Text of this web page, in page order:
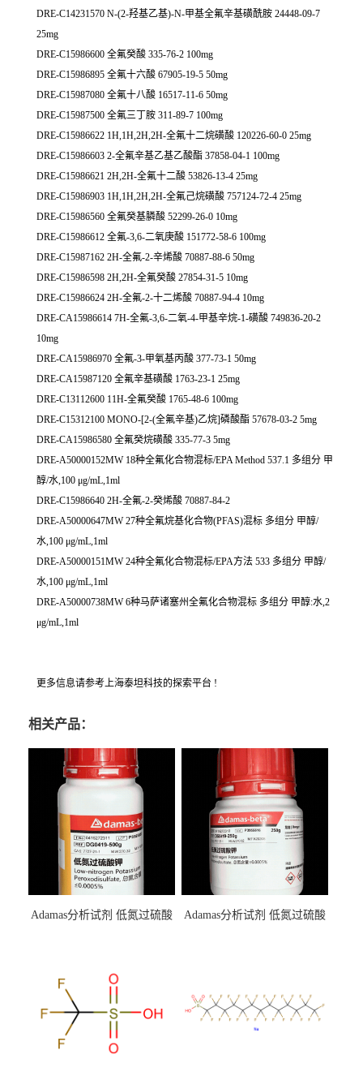
DRE-C14231570 N-(2-羟基乙基)-N-甲基全氟辛基磺酰胺 24448-09-7
25mg
DRE-C15986600 全氟癸酸 335-76-2 100mg
DRE-C15986895 全氟十六酸 67905-19-5 50mg
DRE-C15987080 全氟十八酸 16517-11-6 50mg
DRE-C15987500 全氟三丁胺 311-89-7 100mg
DRE-C15986622 1H,1H,2H,2H-全氟十二烷磺酸 120226-60-0 25mg
DRE-C15986603 2-全氟辛基乙基乙酸酯 37858-04-1 100mg
DRE-C15986621 2H,2H-全氟十二酸 53826-13-4 25mg
DRE-C15986903 1H,1H,2H,2H-全氟己烷磺酸 757124-72-4 25mg
DRE-C15986560 全氟癸基膦酸 52299-26-0 10mg
DRE-C15986612 全氟-3,6-二氧庚酸 151772-58-6 100mg
DRE-C15987162 2H-全氟-2-辛烯酸 70887-88-6 50mg
DRE-C15986598 2H,2H-全氟癸酸 27854-31-5 10mg
DRE-C15986624 2H-全氟-2-十二烯酸 70887-94-4 10mg
DRE-CA15986614 7H-全氟-3,6-二氧-4-甲基辛烷-1-磺酸 749836-20-2
10mg
DRE-CA15986970 全氟-3-甲氧基丙酸 377-73-1 50mg
DRE-CA15987120 全氟辛基磺酸 1763-23-1 25mg
DRE-C13112600 11H-全氟癸酸 1765-48-6 100mg
DRE-C15312100 MONO-[2-(全氟辛基)乙烷]磷酸酯 57678-03-2 5mg
DRE-CA15986580 全氟癸烷磺酸 335-77-3 5mg
DRE-A50000152MW 18种全氟化合物混标/EPA Method 537.1 多组分 甲
醇/水,100 μg/mL,1ml
DRE-C15986640 2H-全氟-2-癸烯酸 70887-84-2
DRE-A50000647MW 27种全氟烷基化合物(PFAS)混标 多组分 甲醇/
水,100 μg/mL,1ml
DRE-A50000151MW 24种全氟化合物混标/EPA方法 533 多组分 甲醇/
水,100 μg/mL,1ml
DRE-A50000738MW 6种马萨诸塞州全氟化合物混标 多组分 甲醇:水,2
μg/mL,1ml
更多信息请参考上海泰坦科技的探索平台 !
相关产品：
Adamas分析试剂 低氮过硫酸
（泰坦现货供应）
Adamas分析试剂 低氮过硫酸